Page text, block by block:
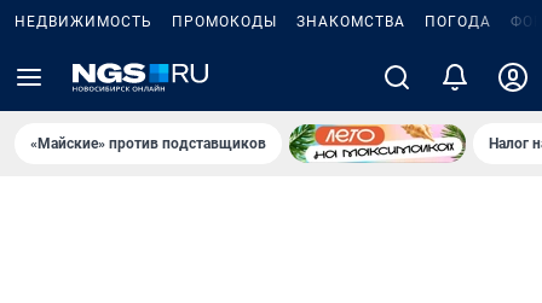
НЕДВИЖИМОСТЬ ПРОМОКОДЫ ЗНАКОМСТВА ПОГОДА
«Майские» против подставщиков Налог